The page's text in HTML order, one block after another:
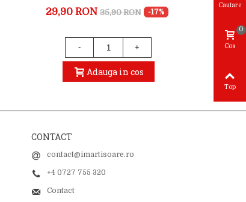
29,90 RON 35,90 RON -17%
- +
Adauga in cos
CONTACT
contact@imartisoare.ro
+4 0727 755 320
Contact
Cautare
Cos
0
Top